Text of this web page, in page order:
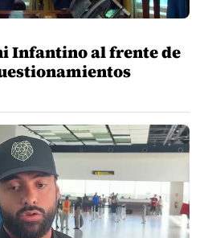
Infantino al frente de